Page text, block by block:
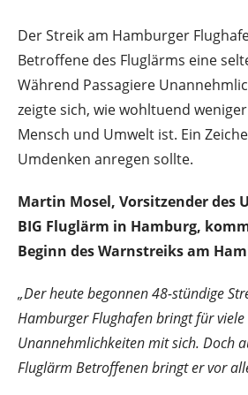
Der Streik am Hamburger
Betroffene des Fluglärms eine
Während Passagiere
zeigte sich, wie wohltuend
Mensch und Umwelt ist. Ein
Umdenken anregen sollte.
Martin Mosel, Vorsitzender des
BIG Fluglärm in Hamburg,
Beginn des Warnstreiks am
„Der heute begonnen 48-stündige
Hamburger Flughafen bringt für viele
Unannehmlichkeiten mit sich. Doch
Fluglärm Betroffenen bringt er vor